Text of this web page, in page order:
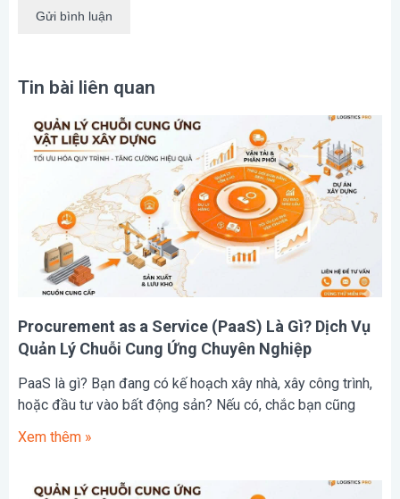
Tin bài liên quan
Procurement as a Service (PaaS) Là Gì? Dịch Vụ
Quản Lý Chuỗi Cung Ứng Chuyên Nghiệp
PaaS là gì? Bạn đang có kế hoạch xây nhà, xây công trình,
hoặc đầu tư vào bất động sản? Nếu có, chắc bạn cũng
Xem thêm »